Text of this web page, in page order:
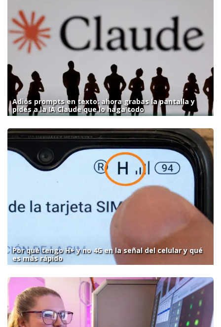
Adiós prompts en texto: ahora grabas la pantalla y
pides a la IA Claude que lo haga todo
Por qué tengo H+ y no 4G en la señal del celular y qué
es más rápido